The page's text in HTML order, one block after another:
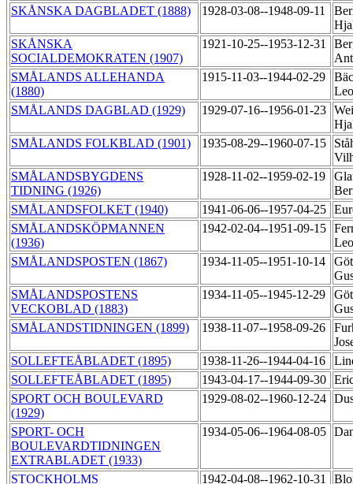
SKÅNSKA DAGBLADET (1888) 1928-03-08--1948-09-11
SKÅNSKA
SOCIALDEMOKRATEN (1907)
1921-10-25--1953-12-31
SMÅLANDS ALLEHANDA
(1880)
1915-11-03--1944-02-29
SMÅLANDS DAGBLAD (1929)
1929-07-16--1956-01-23
SMÅLANDS FOLKBLAD (1901)
1935-08-29--1960-07-15
SMÅLANDSBYGDENS
TIDNING (1926)
1928-11-02--1959-02-19
SMÅLANDSFOLKET (1940)
1941-06-06--1957-04-25
SMÅLANDSKÖPMANNEN
(1936)
1942-02-04--1951-09-15
SMÅLANDSPOSTEN (1867)
1934-11-05--1951-10-14
SMÅLANDSPOSTENS
VECKOBLAD (1883)
1934-11-05--1945-12-29
SMÅLANDSTIDNINGEN (1899)
1938-11-07--1958-09-26
SOLLEFTEÅBLADET (1895)
1938-11-26--1944-04-16
SOLLEFTEÅBLADET (1895)
1943-04-17--1944-09-30
SPORT OCH BOULEVARD
(1929)
1929-08-02--1960-12-24
SPORT- OCH
BOULEVARDTIDNINGEN
EXTRABLADET (1933)
1934-05-06--1964-08-05
STOCKHOLMS 1942-04-08--1962-10-31